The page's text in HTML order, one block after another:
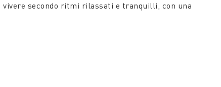
secondo ritmi rilassati e tranquilli, con una